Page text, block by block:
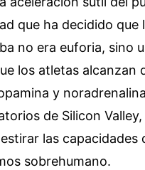
que ha decidido
no era euforia, sino
los atletas alcanzan
y
de Silicon
las capacidades
sobrehumano.